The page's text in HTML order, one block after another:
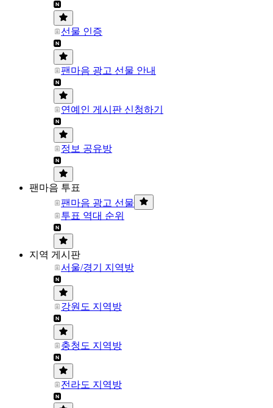
선물 인증
팬마음 광고 선물 안내
연예인 게시판 신청하기
정보 공유방
팬마음 투표
팬마음 광고 선물
투표 역대 순위
지역 게시판
서울/경기 지역방
강원도 지역방
충청도 지역방
전라도 지역방